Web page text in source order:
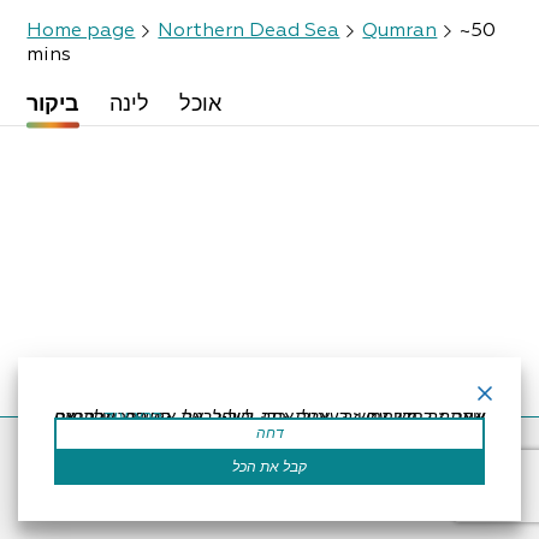
Home page Northern Dead Sea Qumran
~50
mins
ביקור לינה אוכל
Accessibility Statement Regulation Powered by
אתר זה משתמש בעוגיות כדי לשפר את החוויה שלך.נניח שאתה בסדר עם זה, אבל אתה יכול לבטל את הסכמתך אם תרצה. קרא עוד
דחה
קבל את הכל